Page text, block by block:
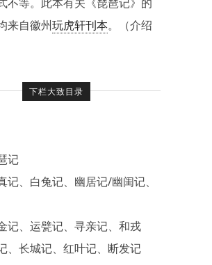
来自徽州玩虎轩刊本。（介绍
下栏大致目录
记
记、白兔记、幽居记/幽闺记、
记、运甓记、寻亲记、和戎
、长城记、红叶记、断发记